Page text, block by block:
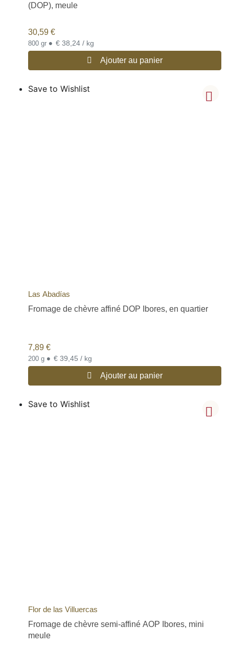
(DOP), meule
30,59 €
800 gr • € 38,24 / kg
Ajouter au panier
Save to Wishlist
Las Abadías
Fromage de chèvre affiné DOP Ibores, en quartier
7,89 €
200 g • € 39,45 / kg
Ajouter au panier
Save to Wishlist
Flor de las Villuercas
Fromage de chèvre semi-affiné AOP Ibores, mini
meule